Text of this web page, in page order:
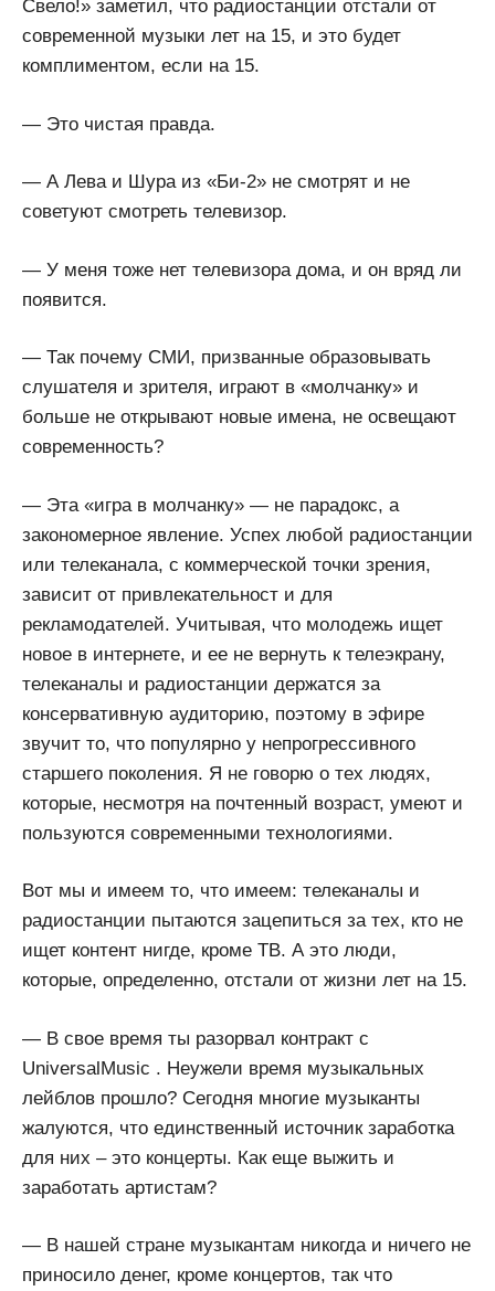
Свело!» заметил, что радиостанции отстали от
современной музыки лет на 15, и это будет
комплиментом, если на 15.
— Это чистая правда.
— А Лева и Шура из «Би-2» не смотрят и не
советуют смотреть телевизор.
— У меня тоже нет телевизора дома, и он вряд ли
появится.
— Так почему СМИ, призванные образовывать
слушателя и зрителя, играют в «молчанку» и
больше не открывают новые имена, не освещают
современность?
— Эта «игра в молчанку» — не парадокс, а
закономерное явление. Успех любой радиостанции
или телеканала, с коммерческой точки зрения,
зависит от привлекательност и для
рекламодателей. Учитывая, что молодежь ищет
новое в интернете, и ее не вернуть к телеэкрану,
телеканалы и радиостанции держатся за
консервативную аудиторию, поэтому в эфире
звучит то, что популярно у непрогрессивного
старшего поколения. Я не говорю о тех людях,
которые, несмотря на почтенный возраст, умеют и
пользуются современными технологиями.
Вот мы и имеем то, что имеем: телеканалы и
радиостанции пытаются зацепиться за тех, кто не
ищет контент нигде, кроме ТВ. А это люди,
которые, определенно, отстали от жизни лет на 15.
— В свое время ты разорвал контракт с
UniversalMusic . Неужели время музыкальных
лейблов прошло? Сегодня многие музыканты
жалуются, что единственный источник заработка
для них – это концерты. Как еще выжить и
заработать артистам?
— В нашей стране музыкантам никогда и ничего не
приносило денег, кроме концертов, так что